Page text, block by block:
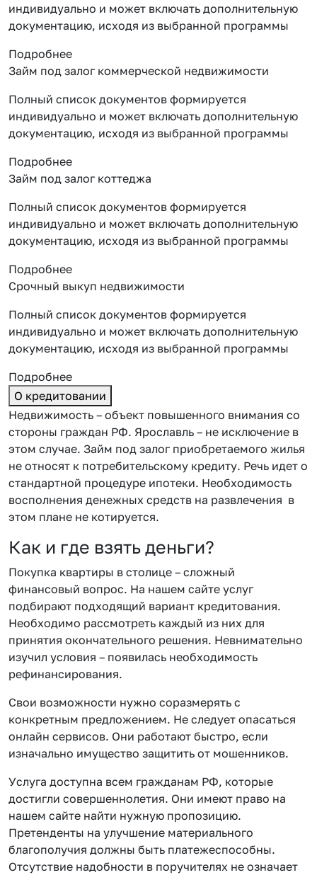
индивидуально и может включать дополнительную
документацию, исходя из выбранной программы
Подробнее
Займ под залог коммерческой недвижимости
Полный список документов формируется
индивидуально и может включать дополнительную
документацию, исходя из выбранной программы
Подробнее
Займ под залог коттеджа
Полный список документов формируется
индивидуально и может включать дополнительную
документацию, исходя из выбранной программы
Подробнее
Срочный выкуп недвижимости
Полный список документов формируется
индивидуально и может включать дополнительную
документацию, исходя из выбранной программы
Подробнее
О кредитовании
Недвижимость – объект повышенного внимания со
стороны граждан РФ. Ярославль – не исключение в
этом случае. Займ под залог приобретаемого жилья
не относят к потребительскому кредиту. Речь идет о
стандартной процедуре ипотеки. Необходимость
восполнения денежных средств на развлечения в
этом плане не котируется.
Как и где взять деньги?
Покупка квартиры в столице – сложный
финансовый вопрос. На нашем сайте услуг
подбирают подходящий вариант кредитования.
Необходимо рассмотреть каждый из них для
принятия окончательного решения. Невнимательно
изучил условия – появилась необходимость
рефинансирования.
Свои возможности нужно соразмерять с
конкретным предложением. Не следует опасаться
онлайн сервисов. Они работают быстро, если
изначально имущество защитить от мошенников.
Услуга доступна всем гражданам РФ, которые
достигли совершеннолетия. Они имеют право на
нашем сайте найти нужную пропозицию.
Претенденты на улучшение материального
благополучия должны быть платежеспособны.
Отсутствие надобности в поручителях не означает